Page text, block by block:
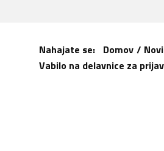
Nahajate se: Domov /
Vabilo na delavnice za